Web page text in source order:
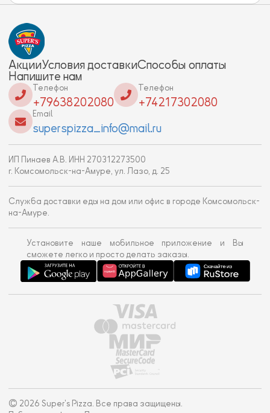
АкцииУсловия доставкиСпособы оплаты
Напишите нам
Телефон
+79638202080
Телефон
+74217302080
Email
superspizza_info@mail.ru
ИП Пинаев А.В. ИНН 270312273500
г. Комсомольск-на-Амуре, ул. Лазо, д. 25
Служба доставки еды на дом или офис в городе Комсомольск-
на-Амуре.
Установите наше мобильное приложение и Вы
сможете легко и просто делать заказы.
© 2026 Super's Pizza. Все права защищены.